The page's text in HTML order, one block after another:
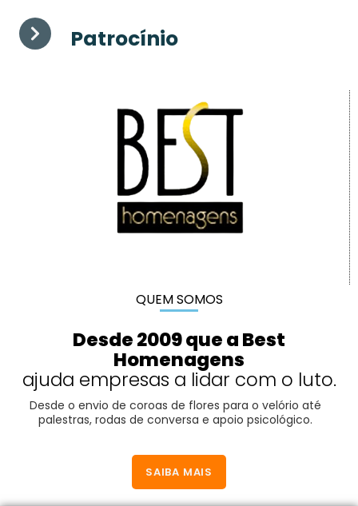
Patrocínio
QUEM SOMOS
Desde 2009 que a Best
Homenagens
ajuda empresas a lidar com o luto.
Desde o envio de coroas de flores para o velório até
palestras, rodas de conversa e apoio psicológico.
SAIBA MAIS